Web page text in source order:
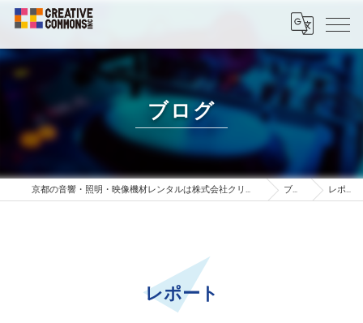
ブログ
京都の音響・照明・映像機材レンタルは株式会社クリエイティブコモンズ ブログ レポート
レポート